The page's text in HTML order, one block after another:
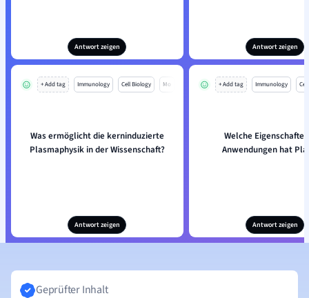
Antwort zeigen Antwort zeigen
+ Add tag Immunology Cell Biology Mo
Was ermöglicht die kerninduzierte
Plasmaphysik in der Wissenschaft?
Antwort zeigen
+ Add tag Immunology
Welche
Anwendungen hat
Antwort zeigen
Geprüfter Inhalt